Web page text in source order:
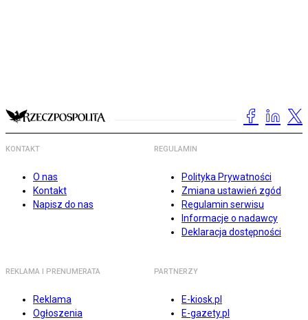
KONTAKT
O nas
Kontakt
Napisz do nas
REGULAMIN
Polityka Prywatności
Zmiana ustawień zgód
Regulamin serwisu
Informacje o nadawcy
Deklaracja dostępności
REKLAMA I PRENUMERATA
Reklama
Ogłoszenia
PARTNERZY
E-kiosk.pl
E-gazety.pl